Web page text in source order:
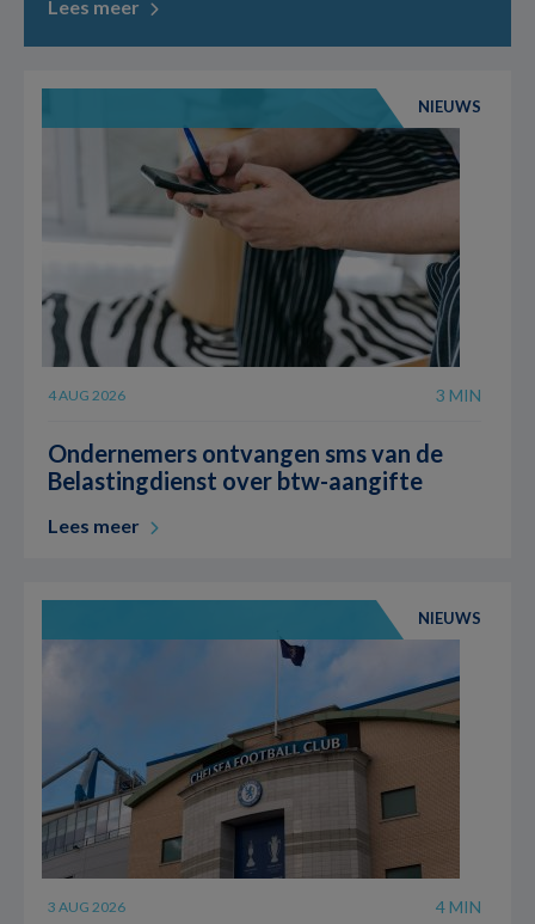
Lees meer
NIEUWS
4 AUG 2026 3 MIN
Ondernemers ontvangen sms van de
Belastingdienst over btw-aangifte
Lees meer
NIEUWS
3 AUG 2026 4 MIN